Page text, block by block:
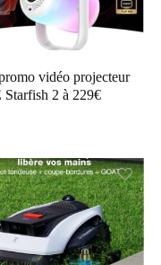
vidéo projecteur
Starfish 2 à 229€